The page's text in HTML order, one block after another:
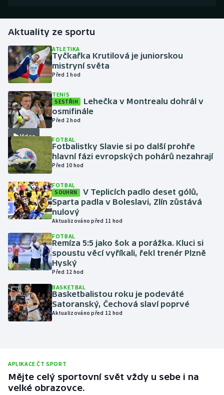
Gymnastika
Házená
Jezdectví
Judo
Krasobruslení
Lezení
Moderní pětiboj
Olympijské hry
Parasport
Plavání
Plážový volejbal
Aktuality ze sportu
ATLETIKA
Tyčkařka Krutilová je juniorskou
mistryní světa
Před 1 hod
Video
TENIS
SESTŘIH
Lehečka v Montrealu dohrál v
osmifinále
Před 2 hod
FOTBAL
Fotbalistky Slavie si po další prohře
hlavní fázi evropských pohárů nezahrají
Před 10 hod
FOTBAL
SOUHRN
V Teplicích padlo deset gólů,
Sparta padla v Boleslavi, Zlín zůstává
nulový
Aktualizováno před 11 hod
FOTBAL
Remíza 5:5 jako šok a porážka. Kluci si
spoustu věcí vyříkali, řekl trenér Plzně
Hyský
Před 12 hod
BASKETBAL
Basketbalistou roku je podeváté
Satoranský, Čechová slaví poprvé
Aktualizováno před 12 hod
APLIKACE ČT SPORT
Mějte celý sportovní svět vždy u sebe i na
velké obrazovce.